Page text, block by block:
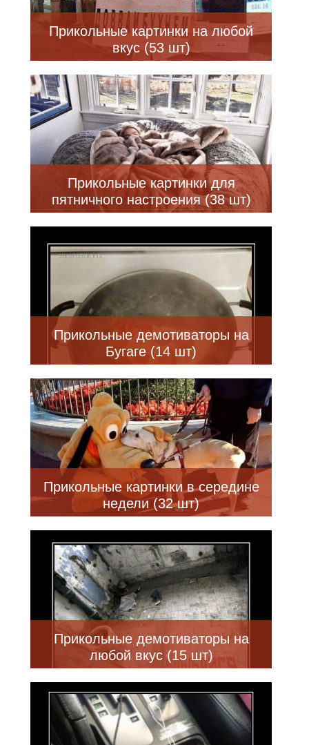
Прикольные картинки на любой
вкус (53 шт)
Прикольные картинки для
пятничного настроения (38 шт)
Прикольные демотиваторы на
Бугаге (14 шт)
Прикольные картинки в середине
недели (32 шт)
Прикольные демотиваторы на
любой вкус (15 шт)